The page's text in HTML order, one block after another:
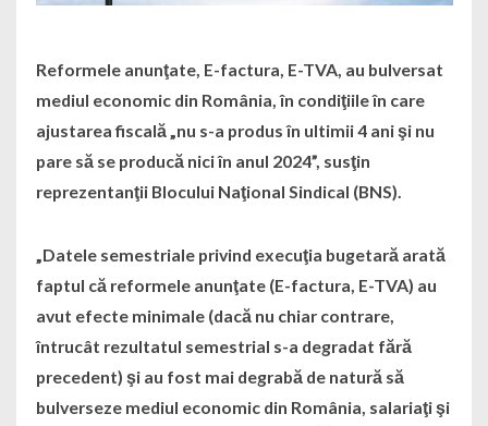
Reformele anunţate, E-factura, E-TVA, au bulversat
mediul economic din România, în condiţiile în care
ajustarea fiscală „nu s-a produs în ultimii 4 ani şi nu
pare să se producă nici în anul 2024”, susţin
reprezentanţii Blocului Naţional Sindical (BNS).
„Datele semestriale privind execuţia bugetară arată
faptul că reformele anunţate (E-factura, E-TVA) au
avut efecte minimale (dacă nu chiar contrare,
întrucât rezultatul semestrial s-a degradat fără
precedent) şi au fost mai degrabă de natură să
bulverseze mediul economic din România, salariaţi şi